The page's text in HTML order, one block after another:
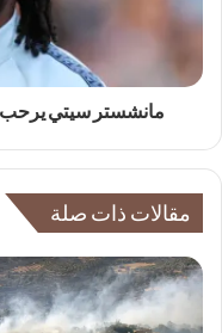
مانشستر سيتي يرحب
مقالات ذات صلة